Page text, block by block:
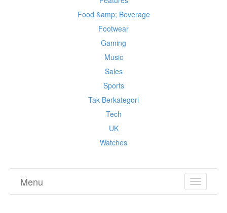
Food &amp; Beverage
Footwear
Gaming
Music
Sales
Sports
Tak Berkategori
Tech
UK
Watches
TOGGLE
Menu